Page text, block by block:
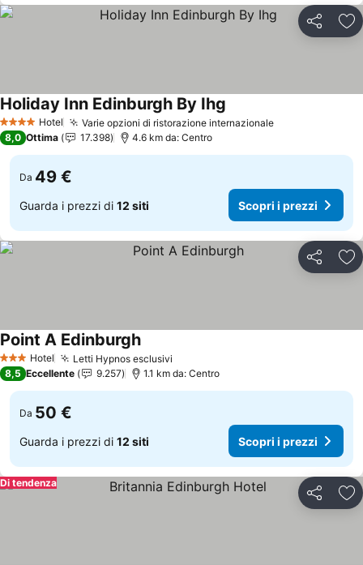
Condividi
4 Stelle Hotel Varie opzioni di ristorazione internazionaleScopri i prezzi
Holiday Inn Edinburgh By Ihg
8,0 Ottima 17.398 4.6 km da: Centro
Da 49 €
Guarda i prezzi di 12 siti Scopri i prezzi
Condividi
3 StelleHotel Letti Hypnos esclusivi
Point A EdinburghScopri i prezzi
8,5 Eccellente 9.257 1.1 km da: Centro
Da 50 €
Guarda i prezzi di 12 siti Scopri i prezzi
Condividi
Di tendenza